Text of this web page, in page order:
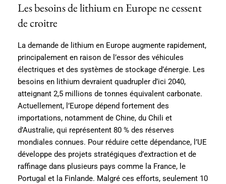
Les besoins de lithium en Europe ne cessent
de croitre
La demande de lithium en Europe augmente rapidement,
principalement en raison de l’essor des véhicules
électriques et des systèmes de stockage d’énergie. Les
besoins en lithium devraient quadrupler d’ici 2040,
atteignant 2,5 millions de tonnes équivalent carbonate.
Actuellement, l’Europe dépend fortement des
importations, notamment de Chine, du Chili et
d’Australie, qui représentent 80 % des réserves
mondiales connues. Pour réduire cette dépendance, l’UE
développe des projets stratégiques d’extraction et de
raffinage dans plusieurs pays comme la France, le
Portugal et la Finlande. Malgré ces efforts, seulement 10